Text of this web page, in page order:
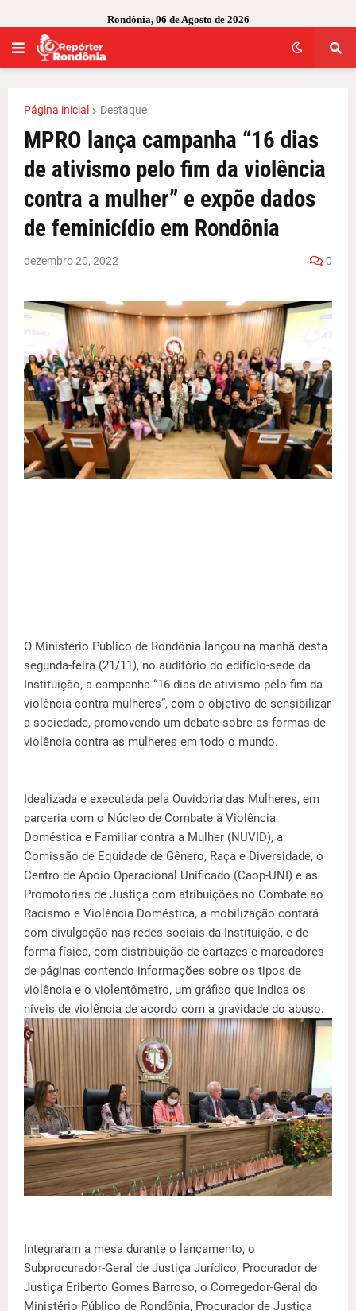
Rondônia, 06 de Agosto de 2026
Página inicial Destaque
MPRO lança campanha “16 dias
de ativismo pelo fim da violência
contra a mulher” e expõe dados
de feminicídio em Rondônia
dezembro 20, 2022 0
O Ministério Público de Rondônia lançou na manhã desta
segunda-feira (21/11), no auditório do edifício-sede da
Instituição, a campanha “16 dias de ativismo pelo fim da
violência contra mulheres”, com o objetivo de sensibilizar
a sociedade, promovendo um debate sobre as formas de
violência contra as mulheres em todo o mundo.
Idealizada e executada pela Ouvidoria das Mulheres, em
parceria com o Núcleo de Combate à Violência
Doméstica e Familiar contra a Mulher (NUVID), a
Comissão de Equidade de Gênero, Raça e Diversidade, o
Centro de Apoio Operacional Unificado (Caop-UNI) e as
Promotorias de Justiça com atribuições no Combate ao
Racismo e Violência Doméstica, a mobilização contará
com divulgação nas redes sociais da Instituição, e de
forma física, com distribuição de cartazes e marcadores
de páginas contendo informações sobre os tipos de
violência e o violentômetro, um gráfico que indica os
níveis de violência de acordo com a gravidade do abuso.
Integraram a mesa durante o lançamento, o
Subprocurador-Geral de Justiça Jurídico, Procurador de
Justiça Eriberto Gomes Barroso, o Corregedor-Geral do
Ministério Público de Rondônia, Procurador de Justiça